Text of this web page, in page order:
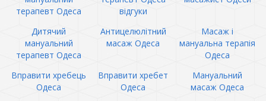
терапевт Одеса
відгуки
Дитячий
мануальний
терапевт Одеса
Антицелюлітний
масаж Одеса
Масаж і
мануальна терапія
Одеса
Вправити хребець
Одеса
Вправити хребет
Одеса
Мануальний
масаж Одеса